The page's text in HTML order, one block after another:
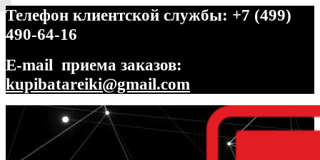
Телефон клиентской службы: +7 (499)
490-64-16
E-mail приема заказов:
kupibatareiki@gmail.com
Перейти
навигации
Перейти
содержимому